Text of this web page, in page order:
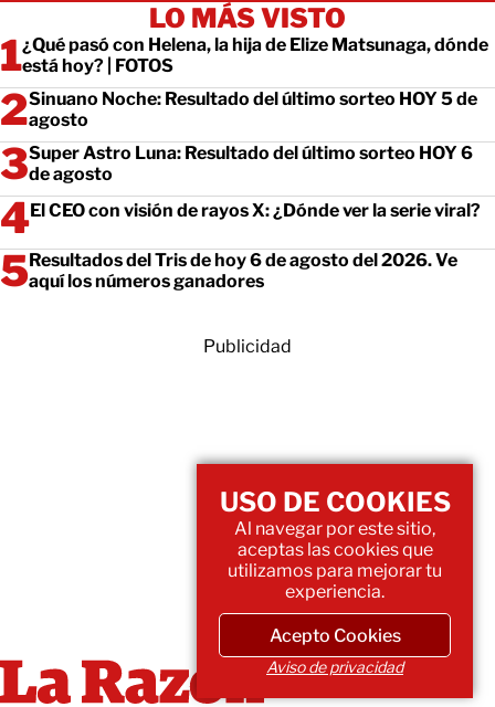
LO MÁS VISTO
¿Qué pasó con Helena, la hija de Elize Matsunaga, dónde
está hoy? | FOTOS
Sinuano Noche: Resultado del último sorteo HOY 5 de
agosto
Super Astro Luna: Resultado del último sorteo HOY 6
de agosto
El CEO con visión de rayos X: ¿Dónde ver la serie viral?
Resultados del Tris de hoy 6 de agosto del 2026. Ve
aquí los números ganadores
Publicidad
USO DE COOKIES
Al navegar por este sitio,
aceptas las cookies que
utilizamos para mejorar tu
experiencia.
Acepto Cookies
Aviso de privacidad